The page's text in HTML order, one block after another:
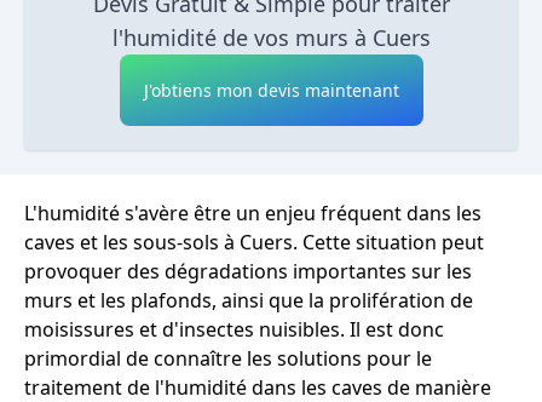
l'humidité de vos murs à Cuers
J'obtiens mon devis maintenant
L'humidité s'avère être un enjeu fréquent dans les
caves et les sous-sols à Cuers. Cette situation peut
provoquer des dégradations importantes sur les
murs et les plafonds, ainsi que la prolifération de
moisissures et d'insectes nuisibles. Il est donc
primordial de connaître les solutions pour le
traitement de l'humidité dans les caves de manière